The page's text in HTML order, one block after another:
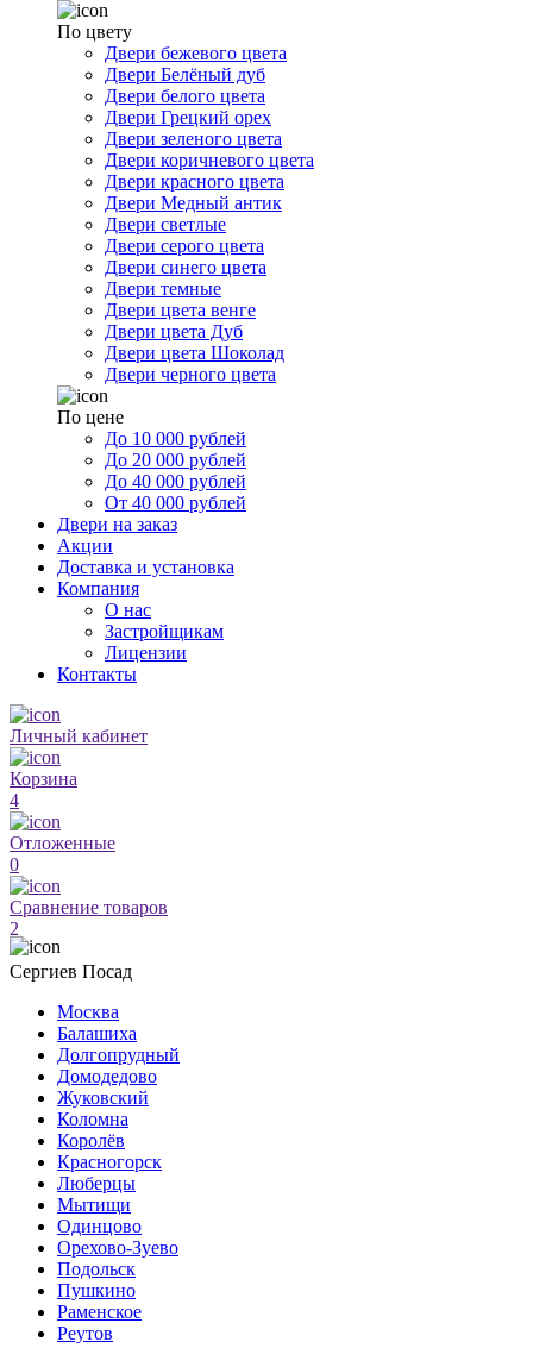
По цвету
Двери бежевого цвета
Двери Белёный дуб
Двери белого цвета
Двери Грецкий орех
Двери зеленого цвета
Двери коричневого цвета
Двери красного цвета
Двери Медный антик
Двери светлые
Двери серого цвета
Двери синего цвета
Двери темные
Двери цвета венге
Двери цвета Дуб
Двери цвета Шоколад
Двери черного цвета
По цене
До 10 000 рублей
До 20 000 рублей
До 40 000 рублей
От 40 000 рублей
Двери на заказ
Акции
Доставка и установка
Компания
О нас
Застройщикам
Лицензии
Контакты
Личный кабинет
Корзина
4
Отложенные
0
Сравнение товаров
2
Сергиев Посад
Москва
Балашиха
Долгопрудный
Домодедово
Жуковский
Коломна
Королёв
Красногорск
Люберцы
Мытищи
Одинцово
Орехово-Зуево
Подольск
Пушкино
Раменское
Реутов